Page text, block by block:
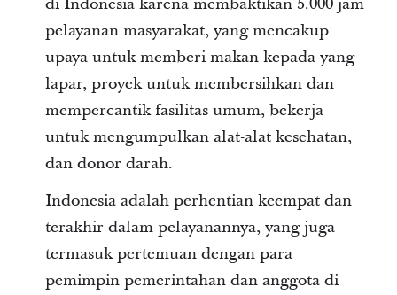
pelayanan masyarakat, yang mencakup
upaya untuk memberi makan kepada yang
lapar, proyek untuk membersihkan dan
mempercantik fasilitas umum, bekerja
untuk mengumpulkan alat-alat kesehatan,
dan donor darah.
Indonesia adalah perhentian keempat dan
terakhir dalam pelayanannya, yang juga
termasuk pertemuan dengan para
pemimpin pemerintahan dan anggota di